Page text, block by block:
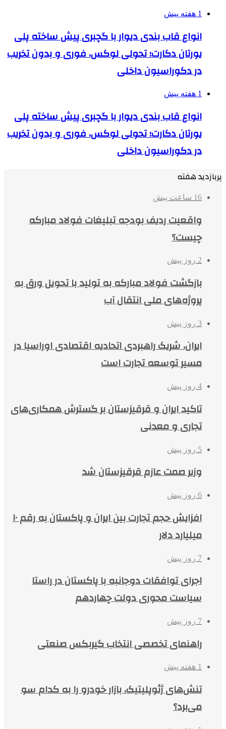
1 هفته پیش
انواع قاب بندی دیوار با گچبری پیش ساخته پلی
یورتان دکارت؛ تحولی لوکس، فوری و بدون تخریب
در دکوراسیون داخلی
1 هفته پیش
انواع قاب بندی دیوار با گچبری پیش ساخته پلی
یورتان دکارت؛ تحولی لوکس، فوری و بدون تخریب
در دکوراسیون داخلی
پربازدید هفته
16 ساعت پیش
واقعیت ردیف بودجه تبلیغات فولاد مبارکه
چیست؟
2 روز پیش
بازگشت فولاد مبارکه به تولید با تحویل ورق به
پروژه‌های ملی انتقال آب
3 روز پیش
ایران، شریک راهبردی اتحادیه اقتصادی اوراسیا در
مسیر توسعه تجارت است
4 روز پیش
تاکید ایران و قرقیزستان بر گسترش همکاری‌های
تجاری و معدنی
5 روز پیش
وزیر صمت عازم قرقیزستان شد
6 روز پیش
افزایش حجم تجارت بین ایران و پاکستان به رقم ۱۰
میلیارد دلار
7 روز پیش
اجرای توافقات دوجانبه با پاکستان در راستا
سیاست محوری دولت چهاردهم
7 روز پیش
راهنمای تخصصی انتخاب گیربکس صنعتی
1 هفته پیش
تنش‌های ژئوپلیتیک، بازار خودرو را به کدام سو
می‌برد؟